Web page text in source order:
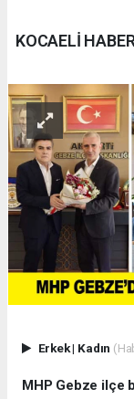
KOCAELİ
Erkek| Kadın
MHP Gebze ilçe